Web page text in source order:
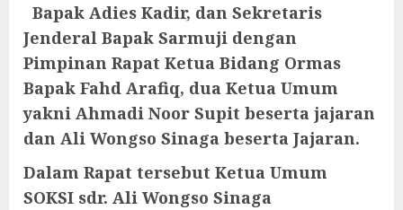
Bapak Adies Kadir, dan Sekretaris
Jenderal Bapak Sarmuji dengan
Pimpinan Rapat Ketua Bidang Ormas
Bapak Fahd Arafiq, dua Ketua Umum
yakni Ahmadi Noor Supit beserta jajaran
dan Ali Wongso Sinaga beserta Jajaran.
Dalam Rapat tersebut Ketua Umum
SOKSI sdr. Ali Wongso Sinaga